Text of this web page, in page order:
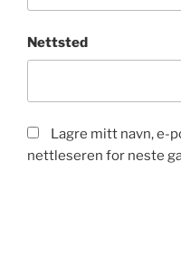
Nettsted
Lagre mitt navn, e-
nettleseren for neste